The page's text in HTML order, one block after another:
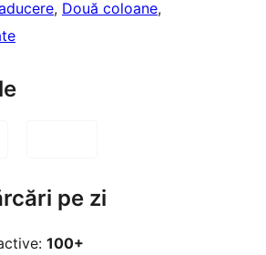
, Două coloane
pe zi
100+